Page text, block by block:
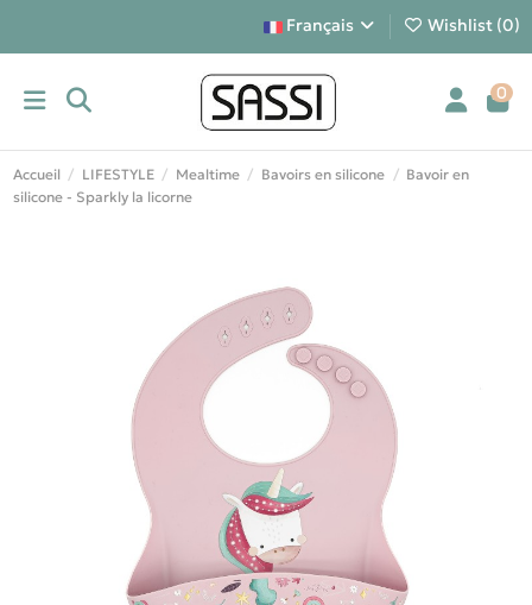
Français Wishlist (0)
0
Accueil LIFESTYLE Mealtime Bavoirs en silicone
Bavoir en
silicone - Sparkly la licorne